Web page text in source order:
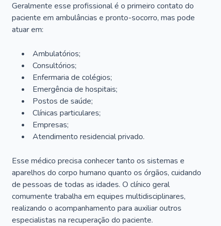
Geralmente esse profissional é o primeiro contato do
paciente em ambulâncias e pronto-socorro, mas pode
atuar em:
Ambulatórios;
Consultórios;
Enfermaria de colégios;
Emergência de hospitais;
Postos de saúde;
Clínicas particulares;
Empresas;
Atendimento residencial privado.
Esse médico precisa conhecer tanto os sistemas e
aparelhos do corpo humano quanto os órgãos, cuidando
de pessoas de todas as idades. O clínico geral
comumente trabalha em equipes multidisciplinares,
realizando o acompanhamento para auxiliar outros
especialistas na recuperação do paciente.